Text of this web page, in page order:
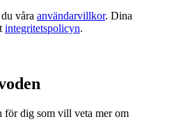
våra användarvillkor. Dina
integritetspolicyn.
dig som vill veta mer om